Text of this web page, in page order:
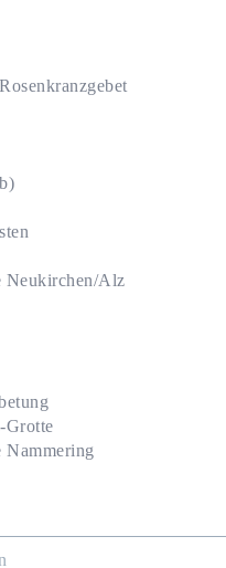
Neukirchen/Alz
Grotte
Nammering